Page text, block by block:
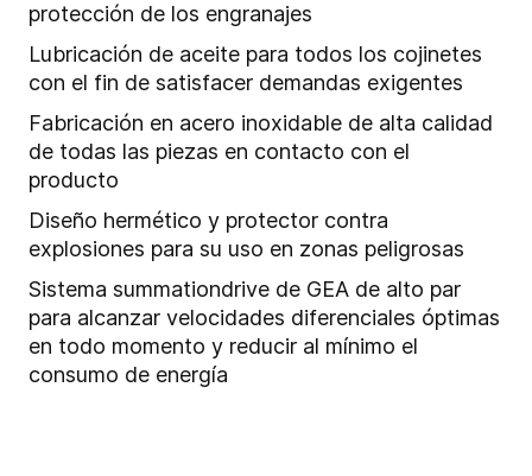
protección de los engranajes
Lubricación de aceite para todos los cojinetes
con el fin de satisfacer demandas exigentes
Fabricación en acero inoxidable de alta calidad
de todas las piezas en contacto con el
producto
Diseño hermético y protector contra
explosiones para su uso en zonas peligrosas
Sistema summationdrive de GEA de alto par
para alcanzar velocidades diferenciales óptimas
en todo momento y reducir al mínimo el
consumo de energía